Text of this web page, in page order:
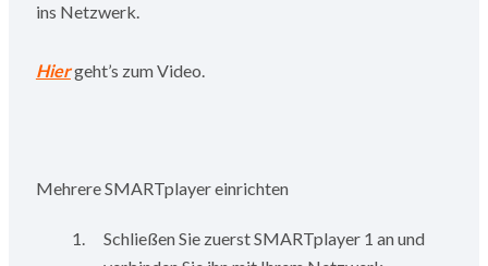
ins Netzwerk.
Hiergeht’s zum Video.
Mehrere SMARTplayer einrichten
Schließen Sie zuerst SMARTplayer 1 an und